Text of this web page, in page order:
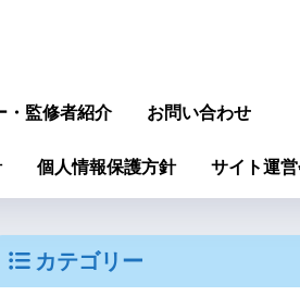
・監修者紹介 お問い合わせ
個人情報保護方針 サイト運
カテゴリー